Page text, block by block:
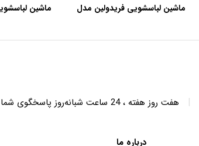
ماشین لباسشویی فریدولین مدل
ماشین
| هفت روز هفته ، 24 ساعت شبانه‌روز پاسخگوی شما هستیم.
درباره ما